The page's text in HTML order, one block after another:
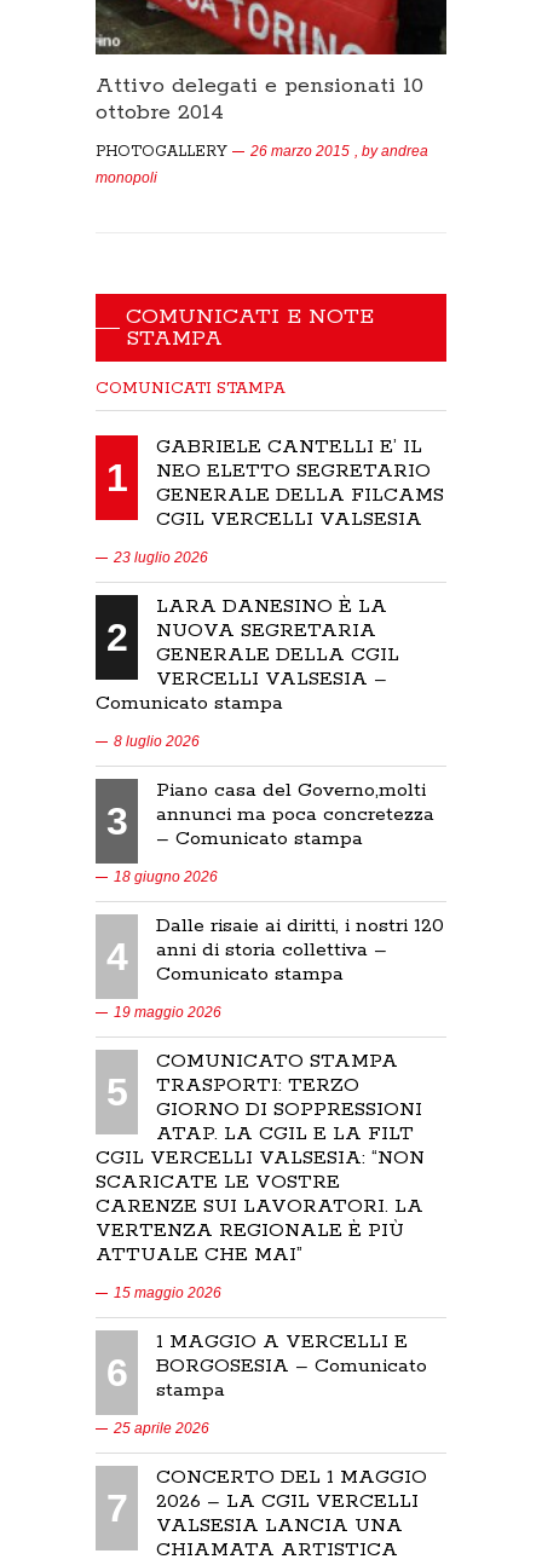
Attivo delegati e pensionati 10
ottobre 2014
PHOTOGALLERY 26 marzo 2015 , byandrea
monopoli
COMUNICATI E NOTE
STAMPA
COMUNICATI STAMPA
1
GABRIELE CANTELLI E’ IL
NEO ELETTO SEGRETARIO
GENERALE DELLA FILCAMS
CGIL VERCELLI VALSESIA
23 luglio 2026
2
LARA DANESINO È LA
NUOVA SEGRETARIA
GENERALE DELLA CGIL
VERCELLI VALSESIA –
Comunicato stampa
8 luglio 2026
3
Piano casa del Governo,molti
annunci ma poca concretezza
– Comunicato stampa
18 giugno 2026
4
Dalle risaie ai diritti, i nostri 120
anni di storia collettiva –
Comunicato stampa
19 maggio 2026
5
COMUNICATO STAMPA
TRASPORTI: TERZO
GIORNO DI SOPPRESSIONI
ATAP. LA CGIL E LA FILT
CGIL VERCELLI VALSESIA: “NON
SCARICATE LE VOSTRE
CARENZE SUI LAVORATORI. LA
VERTENZA REGIONALE È PIÙ
ATTUALE CHE MAI”
15 maggio 2026
6
1 MAGGIO A VERCELLI E
BORGOSESIA – Comunicato
stampa
25 aprile 2026
7
CONCERTO DEL 1 MAGGIO
2026 – LA CGIL VERCELLI
VALSESIA LANCIA UNA
CHIAMATA ARTISTICA